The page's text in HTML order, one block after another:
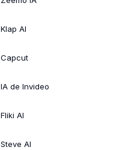
Klap AI
Capcut
IA de Invideo
Fliki AI
Steve AI